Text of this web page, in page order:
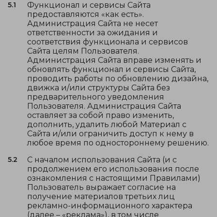
5.1
Функционал и сервисы Сайта
предоставляются «как есть».
Администрация Сайта не несет
ответственности за ожидания и
соответствия функционала и сервисов
Сайта целям Пользователя.
Администрация Сайта вправе изменять и
обновлять функционал и сервисы Сайта,
проводить работы по обновлению дизайна,
движка и/или структуры Сайта без
предварительного уведомления
Пользователя. Администрация Сайта
оставляет за собой право изменить,
дополнить, удалить любой Материал с
Сайта и/или ограничить доступ к нему в
любое время по одностороннему решению.
5.2
С началом использования Сайта (и с
продолжением его использования после
ознакомления с настоящими Правилами)
Пользователь выражает согласие на
получение материалов третьих лиц
рекламно-информационного характера
(далее – «реклама»), в том числе